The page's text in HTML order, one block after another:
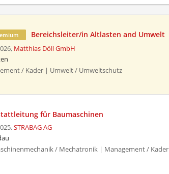
Bereichsleiter/in Altlasten and Umwelt
Matthias Döll GmbH
/ Kader | Umwelt / Umweltschutz
für Baumaschinen
STRABAG AG
/ Mechatronik | Management / Kader